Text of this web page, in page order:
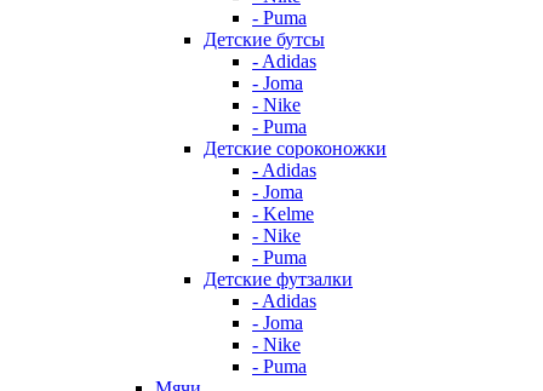
- Puma
Детские бутсы
- Adidas
- Joma
- Nike
- Puma
Детские сороконожки
- Adidas
- Joma
- Kelme
- Nike
- Puma
Детские футзалки
- Adidas
- Joma
- Nike
- Puma